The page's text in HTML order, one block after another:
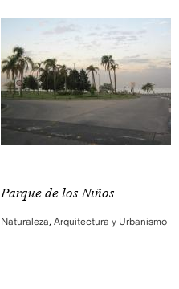
Parque de los Niños
Naturaleza, Arquitectura y Urbanismo